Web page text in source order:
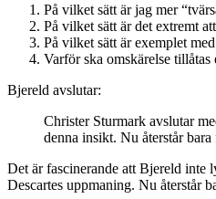
På vilket sätt är jag mer
På vilket sätt är det extremt
På vilket sätt är exemplet
Varför ska omskärelse
Bjereld avslutar:
Christer Sturmark avslutar
denna insikt. Nu återstår
Det är fascinerande att Bjereld inte
Descartes uppmaning. Nu återstår